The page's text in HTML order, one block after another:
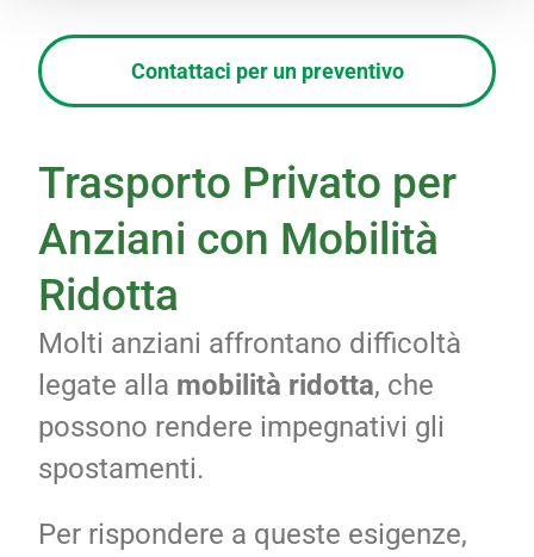
Contattaci per un preventivo
Trasporto Privato per
Anziani con Mobilità
Ridotta
Molti anziani affrontano difficoltà
legate alla mobilità ridotta, che
possono rendere impegnativi gli
spostamenti.
Per rispondere a queste esigenze,